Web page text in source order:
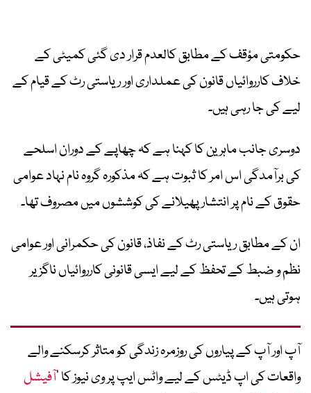
حکومتی مؤقف کے مطابق کالعدم قرار دی گئی کمیٹی کے
خلاف کارروائیاں قانون کی عملداری اور ریاستی رٹ کے قیام کے
لیے کی جا رہی ہیں۔
دوسری جانب ماہرین کا کہنا ہے کہ چھاپے کے دوران اسلحے
کی برآمدگی اس امر کا ثبوت ہے کہ مذکورہ گروہ نام نہاد عوامی
حقوق کے نام پر انتشار پھیلانے کی کوششوں میں مصروف تھا۔
ان کے مطابق ریاستی رٹ کے نفاذ، قانون کی حکمرانی اور عوامی
نظم و ضبط کے تحفظ کے لیے ایسی قانونی کارروائیاں ناگزیر
ہوتی ہیں۔
آپ اور آپ کے پیاروں کی روزمرہ زندگی کو متاثر کرسکنے والے
واقعات کی اپ ڈیٹس کے لیے واٹس ایپ پر وی نیوز کا ’آفیشل